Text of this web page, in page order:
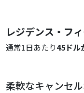
レジデンス・フ
通常1日あたり45ドル
柔軟なキャンセ